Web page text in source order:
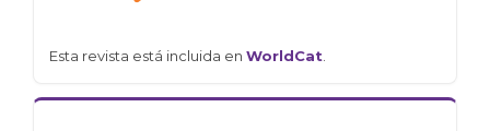
Esta revista está incluida en WorldCat